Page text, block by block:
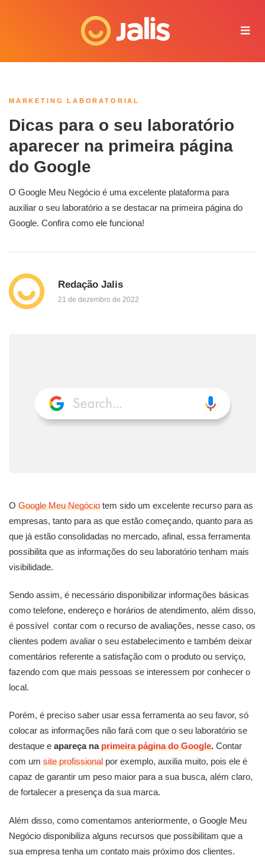
MARKETING LABORATORIAL
Dicas para o seu laboratório
aparecer na primeira página
do Google
O Google Meu Negócio é uma excelente plataforma para
auxiliar o seu laboratório a se destacar na primeira página do
Google. Confira como ele funciona!
Redação Jalis
21 de dezembro de 2022
O Google Meu Negócio tem sido um excelente recurso para as
empresas, tanto para as que estão começando, quanto para as
que já estão consolidadas no mercado, afinal, essa ferramenta
possibilita que as informações do seu laboratório tenham mais
visibilidade.
Sendo assim, é necessário disponibilizar informações básicas
como telefone, endereço e horários de atendimento, além disso,
é possível contar com o recurso de avaliações, nesse caso, os
clientes podem avaliar o seu estabelecimento e também deixar
comentários referente a satisfação com o produto ou serviço,
fazendo com que mais pessoas se interessem por conhecer o
local.
Porém, é preciso saber usar essa ferramenta ao seu favor, só
colocar as informações não fará com que o seu laboratório se
destaque e apareça naprimeira página do Google. Contar
com um site profissional por exemplo, auxilia muito, pois ele é
capaz de garantir um peso maior para a sua busca, além claro,
de fortalecer a presença da sua marca.
Além disso, como comentamos anteriormente, o Google Meu
Negócio disponibiliza alguns recursos que possibilitam que a
sua empresa tenha um contato mais próximo dos clientes.
Juliana - Jalis